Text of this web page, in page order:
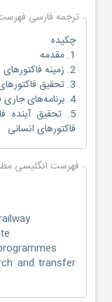
ترجمه فارسی
چکیده
1. مقدمه
2. زمینه‌ فاکتورهای انسانی در راه‌آهن
3. تحقیق فاکتورهای انسانی خط آهن تا به امروز
4. برنامه‌های جاری فاکتورهای انسانی اصلی راه‌آهن
5. تحقیق آینده
فاکتورهای انسانی
فهرست انگلیسی
and transfer